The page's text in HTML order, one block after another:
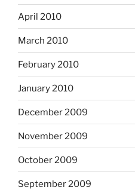
April 2010
March 2010
February 2010
January 2010
December 2009
November 2009
October 2009
September 2009